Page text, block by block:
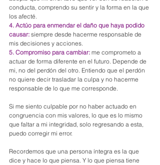
conducta, comprendo su sentir y la forma en la que
los afecté.
4. Actúo para enmendar el daño que haya podido
causar: siempre desde hacerme responsable de
mis decisiones y acciones.
5. Compromiso para cambiar: me comprometo a
actuar de forma diferente en el futuro. Depende de
mi, no del perdón del otro. Entiendo que el perdón
no quiere decir trasladar la culpa y no hacerme
responsable de lo que me corresponde.
Si me siento culpable por no haber actuado en
congruencia con mis valores, lo que es lo mismo
que faltar a mi integridad, solo regresando a esta,
puedo corregir mi error.
Recordemos que una persona íntegra es la que
dice y hace lo que piensa. Y lo que piensa tiene